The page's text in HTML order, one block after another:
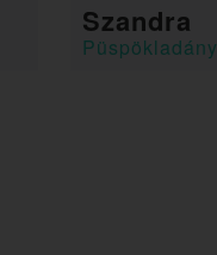
Szandra
Püspökladány